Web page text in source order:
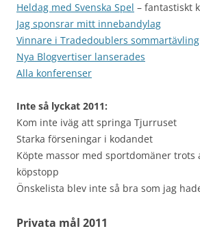
Heldag med Svenska Spel – fantastiskt
Jag sponsrar mitt innebandylag
Vinnare i Tradedoublers sommartävling
Nya Blogvertiser lanserades
Alla konferenser
Inte så lyckat 2011:
Kom inte iväg att springa Tjurruset
Starka förseningar i kodandet
Köpte massor med sportdomäner trots
köpstopp
Önskelista blev inte så bra som jag
Privata mål 2011